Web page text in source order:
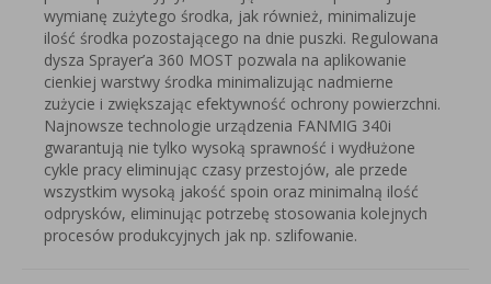
wymianę zużytego środka, jak również, minimalizuje
ilość środka pozostającego na dnie puszki. Regulowana
dysza Sprayer’a 360 MOST pozwala na aplikowanie
cienkiej warstwy środka minimalizując nadmierne
zużycie i zwiększając efektywność ochrony powierzchni.
Najnowsze technologie urządzenia FANMIG 340i
gwarantują nie tylko wysoką sprawność i wydłużone
cykle pracy eliminując czasy przestojów, ale przede
wszystkim wysoką jakość spoin oraz minimalną ilość
odprysków, eliminując potrzebę stosowania kolejnych
procesów produkcyjnych jak np. szlifowanie.